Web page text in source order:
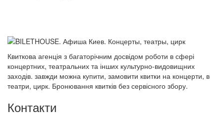
Квиткова агенція з багаторічним досвідом роботи в сфері
концертних, театральних та інших культурно-видовищних
заходів. завжди можна купити, замовити квитки на концерти, в
театри, цирк. Бронювання квитків без сервісного збору.
Контакти